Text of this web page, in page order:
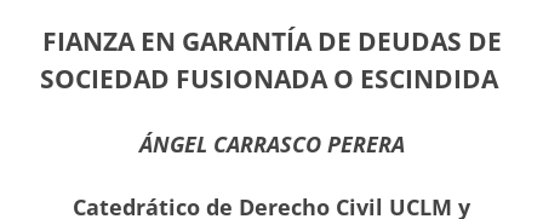
FIANZA EN GARANTÍA DE DEUDAS DE
SOCIEDAD FUSIONADA O ESCINDIDA
ÁNGEL CARRASCO PERERA
Catedrático de Derecho Civil UCLM y